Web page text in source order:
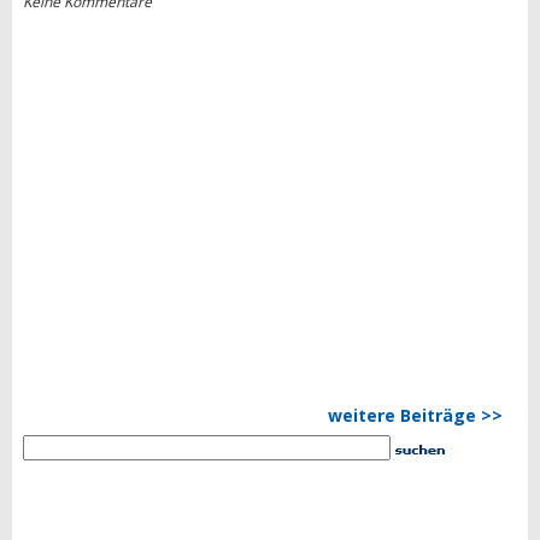
weitere Beiträge >>